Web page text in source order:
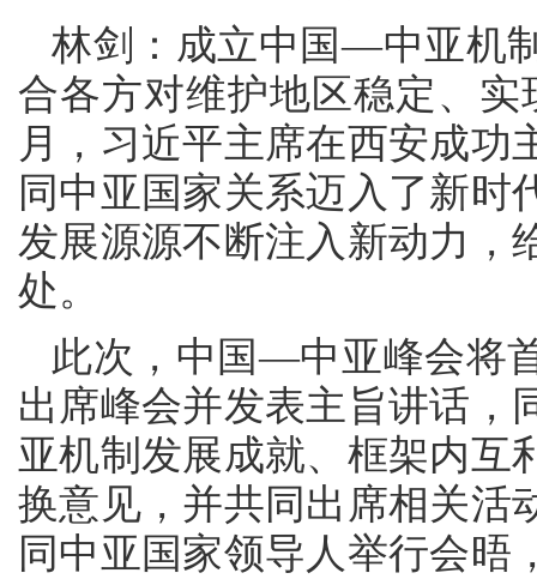
林剑：成立中国—中亚机
合各方对维护地区稳定、实
月，习近平主席在西安成
同中亚国家关系迈入了新时
发展源源不断注入新动力，
处。
此次，中国—中亚峰会将
出席峰会并发表主旨讲话
亚机制发展成就、框架内互
换意见，并共同出席相关活
同中亚国家领导人举行会晤